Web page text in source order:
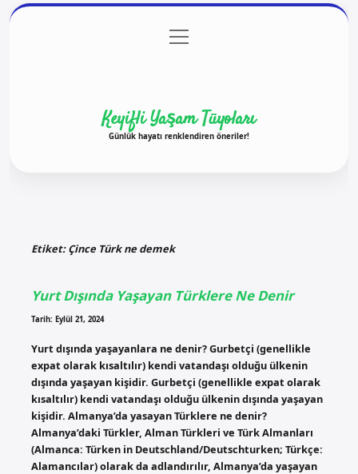
Gizlilik Politikası
menüyü
aç
Keyifli Yaşam Tüyoları
Günlük hayatı renklendiren öneriler!
Etiket:Çince Türk ne demek
Yurt Dışında Yaşayan Türklere Ne Denir
Tarih: Eylül 21, 2024
Yurt dışında yaşayanlara ne denir? Gurbetçi (genellikle
expat olarak kısaltılır) kendi vatandaşı olduğu ülkenin
dışında yaşayan kişidir. Gurbetçi (genellikle expat olarak
kısaltılır) kendi vatandaşı olduğu ülkenin dışında yaşayan
kişidir. Almanya’da yasayan Türklere ne denir?
Almanya’daki Türkler, Alman Türkleri ve Türk Almanları
(Almanca: Türken in Deutschland/Deutschturken; Türkçe:
Alamancılar) olarak da adlandırılır, Almanya’da yaşayan